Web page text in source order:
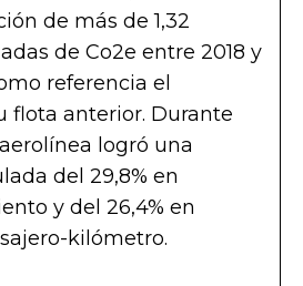
de más de 1,32
de Co2e entre 2018 y
referencia el
flota anterior. Durante
logró una
del 29,8% en
y del 26,4% en
kilómetro.